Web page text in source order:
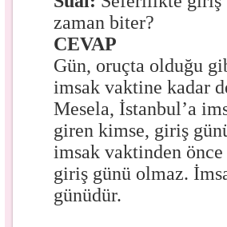
zaman biter?
CEVAP
Gün, oruçta olduğu
imsak vaktine kadar
Mesela, İstanbul’a
giren kimse, giriş
imsak vaktinden
giriş günü olmaz.
günüdür.